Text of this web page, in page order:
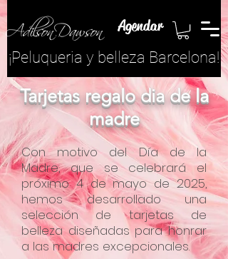
¡​Peluqueria y belleza Barcelona!
Agendar
Tarjetas regalo dia de la
madre
Con motivo del Día de la
Madre, que se celebrará el
próximo 4 de mayo de 2025,
hemos desarrollado una
selección de tarjetas de
belleza diseñadas para honrar
a las madres excepcionales.